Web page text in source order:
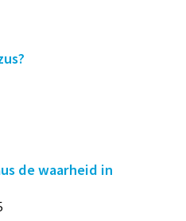
de waarheid in